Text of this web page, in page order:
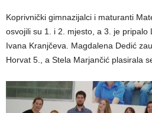
Koprivnički gimnazijalci i maturanti
osvojili su 1. i 2. mjesto, a 3. je pripalo
Ivana Kranjčeva. Magdalena Dedić
Horvat 5., a Stela Marjančić plasirala